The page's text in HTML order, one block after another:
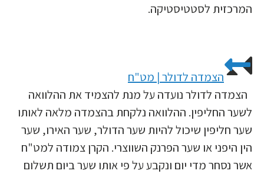
המרכזית לסטטיסטיקה.
הצמדה לדולר | מט"ח
הצמדה לדולר נועדה על מנת להצמיד את ההלוואה
לשער החליפין. ההלוואה נלקחת בהצמדה מלאה לאותו
שער חליפין שיכול להיות שער הדולר, שער האירו, שער
הין היפני או שער הפרנק השווצרי. הקרן צמודה למט"ח
אשר נסחר מדי יום ונקבע על פי אותו שער ביום תשלום